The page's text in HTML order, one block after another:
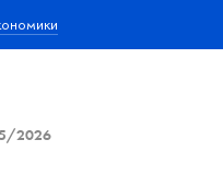
2026